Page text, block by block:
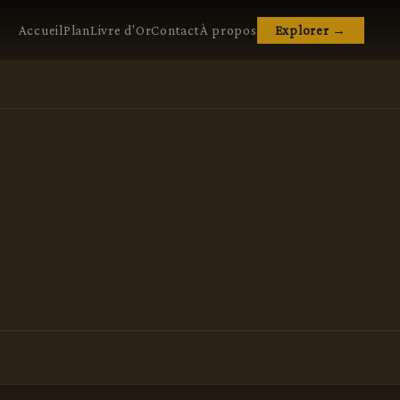
Accueil PlanLivre d'OrContactÀ propos Explorer →